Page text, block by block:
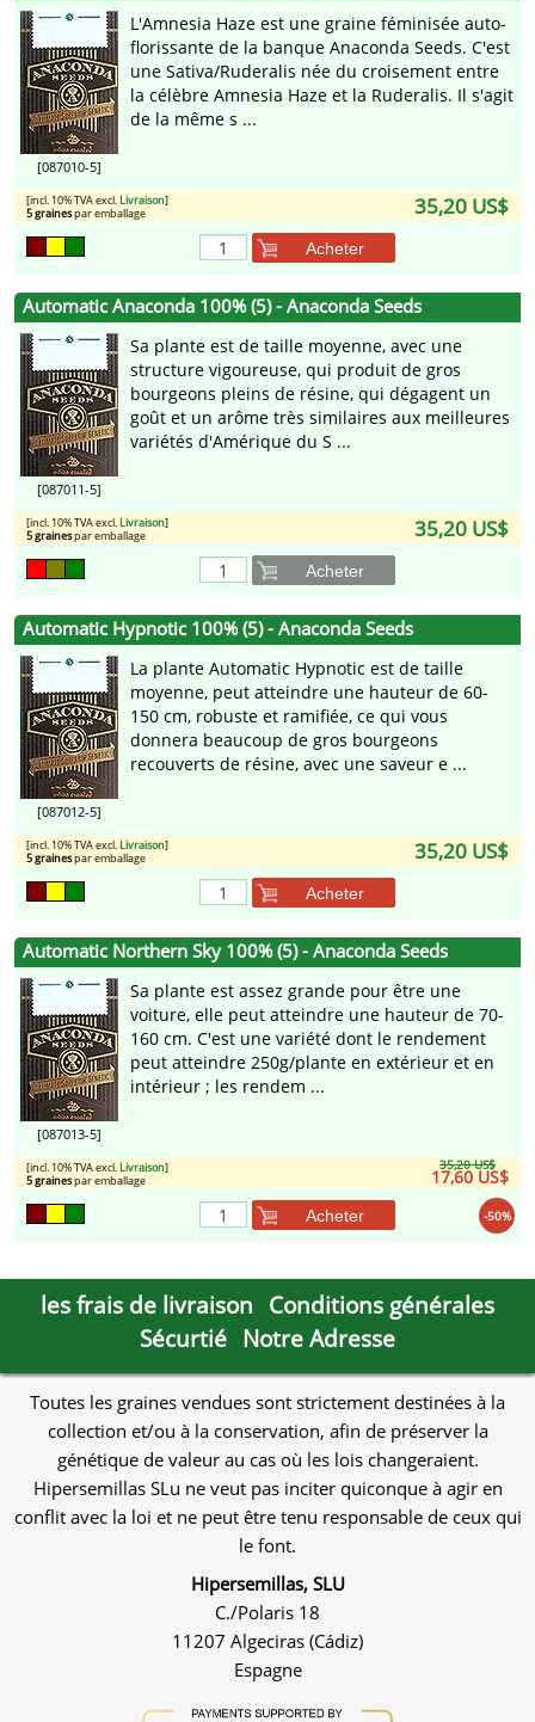
[087010-5]
L'Amnesia Haze est une graine féminisée auto-
florissante de la banque Anaconda Seeds. C'est
une Sativa/Ruderalis née du croisement entre
la célèbre Amnesia Haze et la Ruderalis. Il s'agit
de la même s ...
35,20 US$
[incl. 10% TVA excl. Livraison]
5 grainespar emballage
Acheter
Automatic Anaconda 100% (5) - Anaconda Seeds
[087011-5]
Sa plante est de taille moyenne, avec une
structure vigoureuse, qui produit de gros
bourgeons pleins de résine, qui dégagent un
goût et un arôme très similaires aux meilleures
variétés d'Amérique du S ...
35,20 US$
[incl. 10% TVA excl. Livraison]
5 grainespar emballage
Acheter
Automatic Hypnotic 100% (5) - Anaconda Seeds
[087012-5]
La plante Automatic Hypnotic est de taille
moyenne, peut atteindre une hauteur de 60-
150 cm, robuste et ramifiée, ce qui vous
donnera beaucoup de gros bourgeons
recouverts de résine, avec une saveur e ...
35,20 US$
[incl. 10% TVA excl. Livraison]
5 grainespar emballage
Acheter
Automatic Northern Sky 100% (5) - Anaconda Seeds
[087013-5]
Sa plante est assez grande pour être une
voiture, elle peut atteindre une hauteur de 70-
160 cm. C'est une variété dont le rendement
peut atteindre 250g/plante en extérieur et en
intérieur ; les rendem ...
35,20 US$
17,60 US$
[incl. 10% TVA excl. Livraison]
5 grainespar emballage
-50%
Acheter
les frais de livraison Conditions générales
Sécurtié Notre Adresse
Toutes les graines vendues sont strictement destinées à la
collection et/ou à la conservation, afin de préserver la
génétique de valeur au cas où les lois changeraient.
Hipersemillas SLu ne veut pas inciter quiconque à agir en
conflit avec la loi et ne peut être tenu responsable de ceux qui
le font.
Hipersemillas, SLU
C./Polaris 18
11207 Algeciras (Cádiz)
Espagne